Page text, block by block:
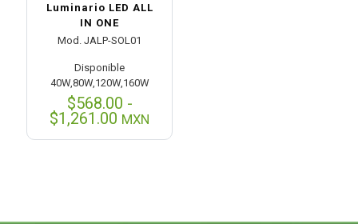
Luminario LED ALL
IN ONE
Mod. JALP-SOL01
Disponible
40W,80W,120W,160W
$568.00 -
$1,261.00 Rango
MXN